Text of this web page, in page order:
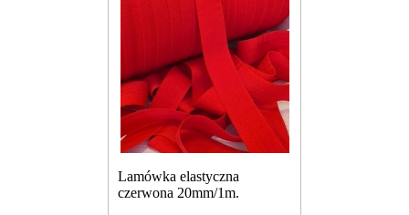
Lamówka elastyczna
czerwona 20mm/1m.